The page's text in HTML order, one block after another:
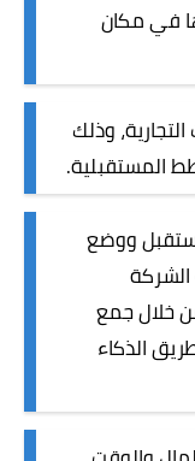
في مكان
وذلك
المستقبلية.
ووضع
خلال جمع
الذكاء